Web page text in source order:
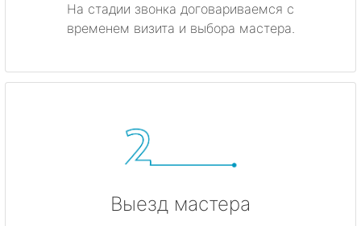
На стадии звонка договариваемся с
временем визита и выбора мастера.
Выезд мастера